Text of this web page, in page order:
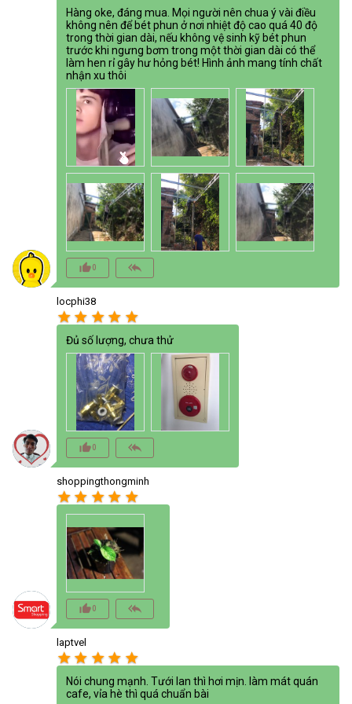
Hàng oke, đáng mua. Mọi người nên chua ý vài điều
không nên để bét phun ở nơi nhiệt độ cao quá 40 độ
trong thời gian dài, nếu không vệ sinh kỹ bét phun
trước khi ngưng bơm trong một thời gian dài có thể
làm hen rỉ gây hư hỏng bét! Hình ảnh mang tính chất
nhận xu thôi
thumb_up_alt0 reply_all
locphi38
star star star star star
Đủ số lượng, chưa thử
thumb_up_alt0 reply_all
shoppingthongminh
star star star star star
thumb_up_alt0 reply_all
laptvel
star star star star star
Nói chung mạnh. Tưới lan thì hơi mịn. làm mát quán
cafe, vỉa hè thì quá chuẩn bài